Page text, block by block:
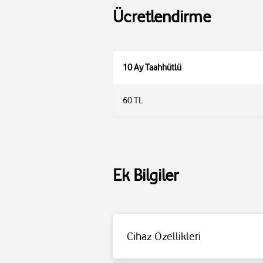
Ücretlendirme
10 Ay Taahhütlü
60 TL
Ek Bilgiler
Cihaz Özellikleri
• Aboneler bu kampanyadan, 3-6-9-10
• Abonenin tarife kapsamında kazandığı